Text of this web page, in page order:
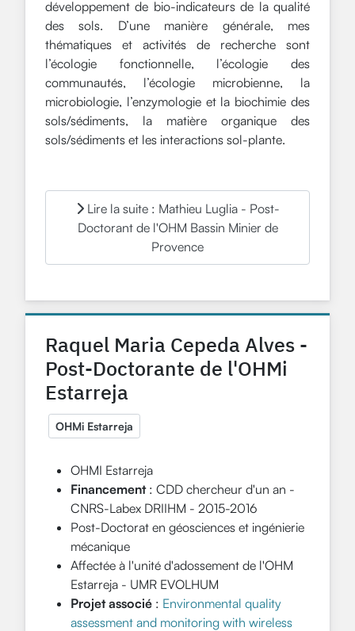
développement de bio-indicateurs de la qualité
des sols. D’une manière générale, mes
thématiques et activités de recherche sont
l’écologie fonctionnelle, l’écologie des
communautés, l’écologie microbienne, la
microbiologie, l’enzymologie et la biochimie des
sols/sédiments, la matière organique des
sols/sédiments et les interactions sol-plante.
Lire la suite : Mathieu Luglia - Post-
Doctorant de l'OHM Bassin Minier de
Provence
Raquel Maria Cepeda Alves -
Post-Doctorante de l'OHMi
Estarreja
OHMi Estarreja
OHMI Estarreja
Financement: CDD chercheur d'un an -
CNRS-Labex DRIIHM - 2015-2016
Post-Doctorat en géosciences et ingénierie
mécanique
Affectée à l'unité d'adossement de l'OHM
Estarreja - UMR EVOLHUM
Projet associé : Environmental quality
assessment and monitoring with wireless